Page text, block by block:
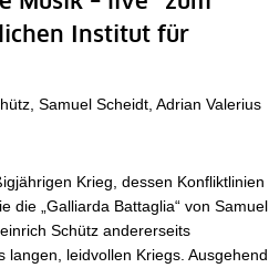
Institut für
Samuel Scheidt, Adrian Valerius
Krieg, dessen Konfliktlinien
die „Galliarda Battaglia“ von Samuel
Schütz andererseits
leidvollen Kriegs. Ausgehend